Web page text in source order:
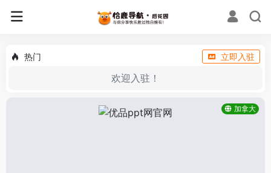
热门 立即入驻
欢迎入驻！
加拿大